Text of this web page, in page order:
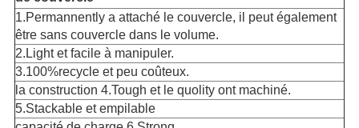
1.Permannently a attaché le couvercle, il peut également
être sans couvercle dans le volume.
2.Light et facile à manipuler.
3.100%recycle et peu coûteux.
la construction 4.Tough et le quolity ont machiné.
5.Stackable et empilable